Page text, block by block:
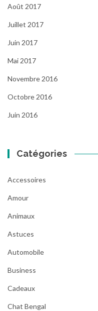
Août 2017
Juillet 2017
Juin 2017
Mai 2017
Novembre 2016
Octobre 2016
Juin 2016
Catégories
Accessoires
Amour
Animaux
Astuces
Automobile
Business
Cadeaux
Chat Bengal